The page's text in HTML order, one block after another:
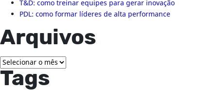
T&D: como treinar equipes para gerar inovação
PDL: como formar líderes de alta performance
Arquivos
Arquivos
Tags